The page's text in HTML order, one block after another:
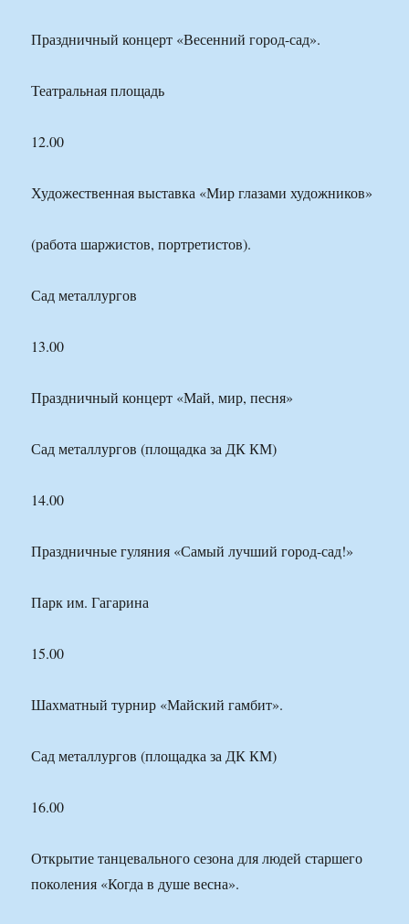
Праздничный концерт «Весенний город-сад».
Театральная площадь
12.00
Художественная выставка «Мир глазами художников»
(работа шаржистов, портретистов).
Сад металлургов
13.00
Праздничный концерт «Май, мир, песня»
Сад металлургов (площадка за ДК КМ)
14.00
Праздничные гуляния «Самый лучший город-сад!»
Парк им. Гагарина
15.00
Шахматный турнир «Майский гамбит».
Сад металлургов (площадка за ДК КМ)
16.00
Открытие танцевального сезона для людей старшего
поколения «Когда в душе весна».